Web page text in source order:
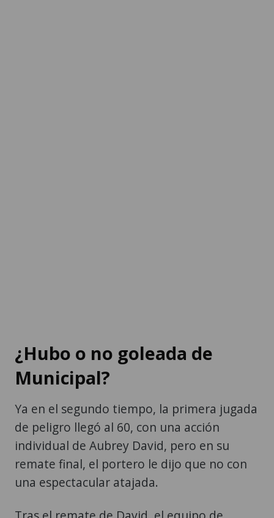
¿Hubo o no goleada de
Municipal?
Ya en el segundo tiempo, la primera jugada
de peligro llegó al 60, con una acción
individual de Aubrey David, pero en su
remate final, el portero le dijo que no con
una espectacular atajada.